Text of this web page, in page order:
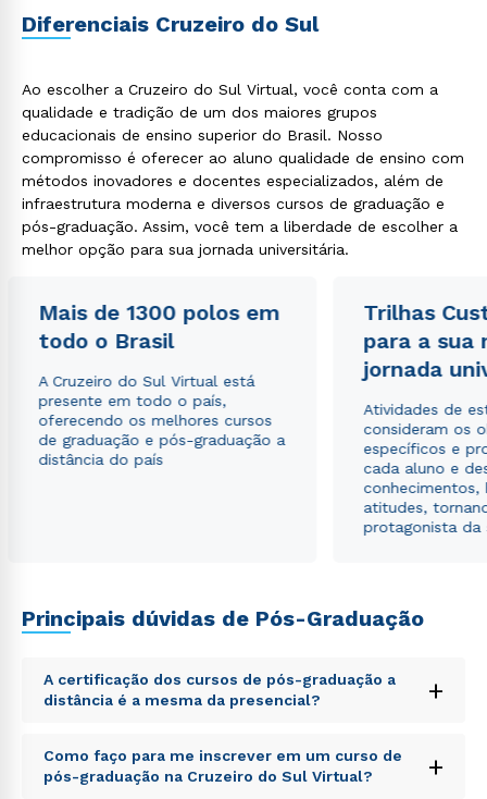
Diferenciais Cruzeiro do Sul
Ao escolher a Cruzeiro do Sul Virtual, você conta com a
qualidade e tradição de um dos maiores grupos
educacionais de ensino superior do Brasil. Nosso
compromisso é oferecer ao aluno qualidade de ensino com
métodos inovadores e docentes especializados, além de
infraestrutura moderna e diversos cursos de graduação e
pós-graduação. Assim, você tem a liberdade de escolher a
melhor opção para sua jornada universitária.
Mais de 1300 polos em
todo o Brasil
A Cruzeiro do Sul Virtual está
presente em todo o país,
oferecendo os melhores cursos
de graduação e pós-graduação a
distância do país
Trilhas
para a sua
jornada
Atividades de
consideram os
específicos e
cada aluno e
conhecimentos,
atitudes,
protagonista da
Principais dúvidas de Pós-Graduação
A certificação dos cursos de pós-graduação a
distância é a mesma da presencial?
+
Sed ut perspiciatis unde omnis iste natus error sit
voluptatem accusantium doloremque laudantium,
totam rem aperiam, eaque ipsa quae ab illo inventore
Como faço para me inscrever em um curso de
pós-graduação na Cruzeiro do Sul Virtual?
+
Rápido e fácil
WhatsApp
ou
autorizo que meus dados sejam utilizados para o